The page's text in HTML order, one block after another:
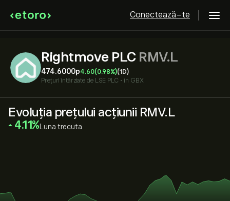
Conectează-te
Rightmove PLC RMV.L
474.6000‎p‎4.60(0.98%)(1D)
Prețuri întârziate de LSE PLC • în GBX
Evoluția prețului acțiunii RMV.L
‎4.11‎ Luna trecuta